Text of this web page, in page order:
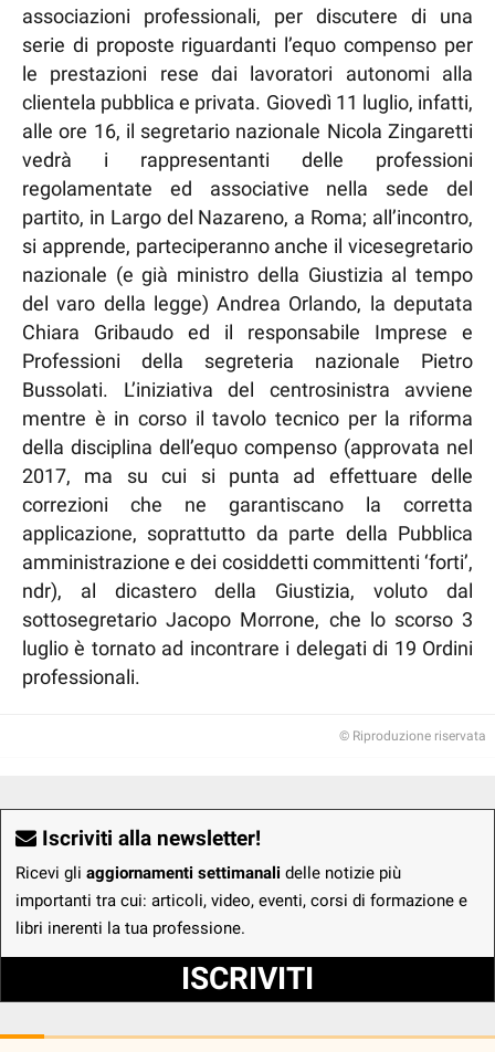
associazioni professionali, per discutere di una
serie di proposte riguardanti l’equo compenso per
le prestazioni rese dai lavoratori autonomi alla
clientela pubblica e privata. Giovedì 11 luglio, infatti,
alle ore 16, il segretario nazionale Nicola Zingaretti
vedrà i rappresentanti delle professioni
regolamentate ed associative nella sede del
partito, in Largo del Nazareno, a Roma; all’incontro,
si apprende, parteciperanno anche il vicesegretario
nazionale (e già ministro della Giustizia al tempo
del varo della legge) Andrea Orlando, la deputata
Chiara Gribaudo ed il responsabile Imprese e
Professioni della segreteria nazionale Pietro
Bussolati. L’iniziativa del centrosinistra avviene
mentre è in corso il tavolo tecnico per la riforma
della disciplina dell’equo compenso (approvata nel
2017, ma su cui si punta ad effettuare delle
correzioni che ne garantiscano la corretta
applicazione, soprattutto da parte della Pubblica
amministrazione e dei cosiddetti committenti ‘forti’,
ndr), al dicastero della Giustizia, voluto dal
sottosegretario Jacopo Morrone, che lo scorso 3
luglio è tornato ad incontrare i delegati di 19 Ordini
professionali.
© Riproduzione riservata
Iscriviti alla newsletter!
Ricevi gli aggiornamenti settimanali delle notizie più
importanti tra cui: articoli, video, eventi, corsi di formazione e
libri inerenti la tua professione.
ISCRIVITI